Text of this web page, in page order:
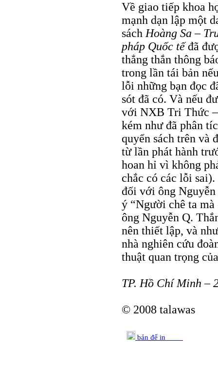
Về giao tiếp khoa
mạnh dạn lập một
sách Hoàng Sa –
pháp Quốc tếđã
thẳng thắn thông
trong lần tái bản
lỗi những bạn đọc
sót đã có. Và nếu
với NXB Tri Thức –
kém như đã phân
quyển sách trên và
từ lần phát hành
hoan hỉ vì không
chắc có các lỗi
đối với ông
ý “Người chê ta
ông Nguyễn Q.
nên thiết lập, và
nhà nghiên cứu
thuật quan trọng
TP. Hồ Chí Minh –
© 2008 talawas
bản để in